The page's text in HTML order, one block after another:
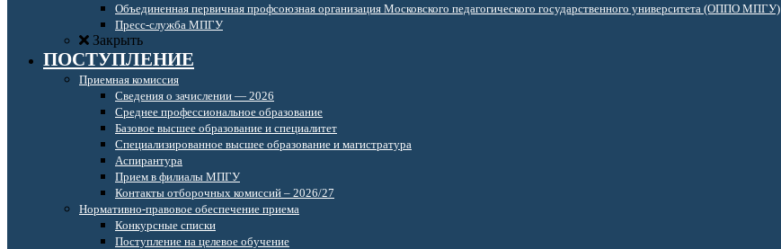
Объединенная первичная профсоюзная организация Московского педагогического государственного университета (ОППО МПГУ)
Пресс-служба МПГУ
Закрыть
ПОСТУПЛЕНИЕ
Приемная комиссия
Сведения о зачислении — 2026
Среднее профессиональное образование
Базовое высшее образование и специалитет
Специализированное высшее образование и магистратура
Аспирантура
Прием в филиалы МПГУ
Контакты отборочных комиссий – 2026/27
Нормативно-правовое обеспечение приема
Конкурсные списки
Поступление на целевое обучение